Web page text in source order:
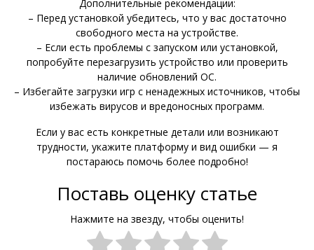
Дополнительные рекомендации:
– Перед установкой убедитесь, что у вас достаточно
свободного места на устройстве.
– Если есть проблемы с запуском или установкой,
попробуйте перезагрузить устройство или проверить
наличие обновлений ОС.
– Избегайте загрузки игр с ненадежных источников, чтобы
избежать вирусов и вредоносных программ.
Если у вас есть конкретные детали или возникают
трудности, укажите платформу и вид ошибки — я
постараюсь помочь более подробно!
Поставь оценку статье
Нажмите на звезду, чтобы оценить!